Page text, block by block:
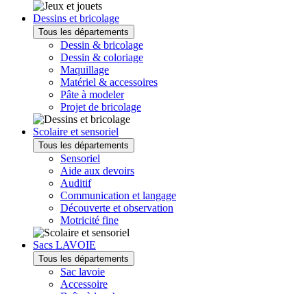
Dessins et bricolage
Tous les départements
Dessin & bricolage
Dessin & coloriage
Maquillage
Matériel & accessoires
Pâte à modeler
Projet de bricolage
Scolaire et sensoriel
Tous les départements
Sensoriel
Aide aux devoirs
Auditif
Communication et langage
Découverte et observation
Motricité fine
Sacs LAVOIE
Tous les départements
Sac lavoie
Accessoire